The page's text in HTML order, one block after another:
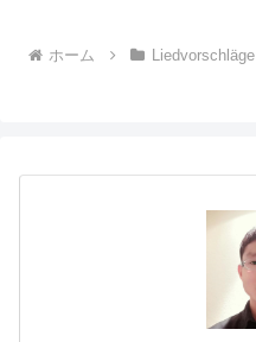
ホーム Liedvorschläge